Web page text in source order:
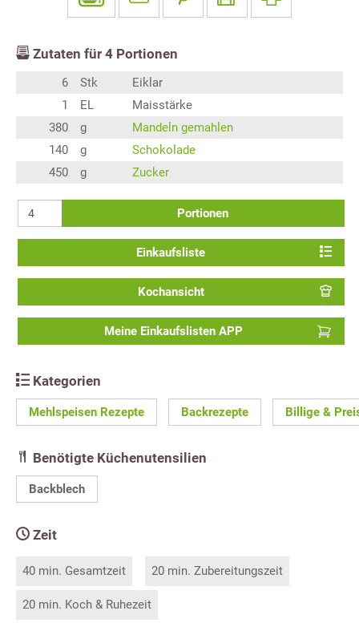
Zutaten für 4 Portionen
6 Stk
Eiklar
1
EL
Maisstärke
380
g
Mandeln gemahlen
140
g
Schokolade
450
g Zucker
Portionen
Einkaufsliste
Kochansicht
Meine Einkaufslisten APP
Kategorien
Mehlspeisen Rezepte Backrezepte Billige &
Benötigte Küchenutensilien
Backblech
Zeit
40 min. Gesamtzeit 20 min. Zubereitungszeit
20 min. Koch & Ruhezeit